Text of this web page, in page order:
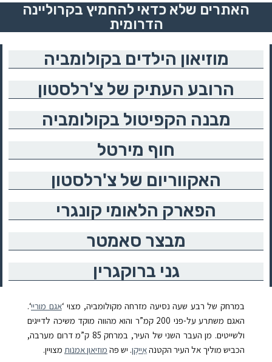
האתרים שלא כדאי להחמיץ בקרוליינה
הדרומית
מוזיאון הילדים בקולומביה
הרובע העתיק של צ'רלסטון
מבנה הקפיטול בקולומביה
חוף מירטל
האקווריום של צ'רלסטון
הפארק הלאומי קונגרי
מבצר סאמטר
גני ברוקגרין
במרחק של רבע שעה נסיעה מזרחה מקולומביה, מצוי ‘אגם מוריי‘.
האגם משתרע על-פני 200 קמ”ר והוא מהווה מוקד משיכה לדייגים
ולשייטים. מן העבר השני של העיר, במרחק 85 ק”מ דרום מערבה,
הכביש מוליך אל העיר הקטנהאַייקֶן. יש פּהׁ מוזיאון אמנות מצויין.